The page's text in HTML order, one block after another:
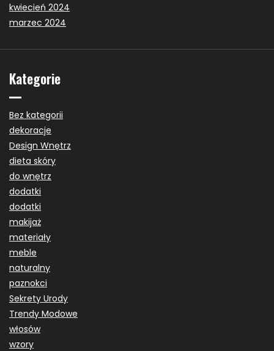
kwiecień 2024
marzec 2024
Kategorie
Bez kategorii
dekoracje
Design Wnętrz
dieta skóry
do wnętrz
dodatki
dodatki
makijaż
materiały
meble
naturalny
paznokci
Sekrety Urody
Trendy Modowe
włosów
wzory